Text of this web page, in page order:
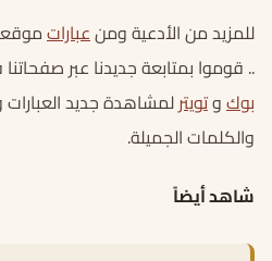
للمزيد من الأدعية ومنعبارات
.. قوموا بمتابعة جديدنا عبر
بوكوتويترلمشاهدة جديد العبارات
والكلمات الجميلة.
شاهد أيضاً